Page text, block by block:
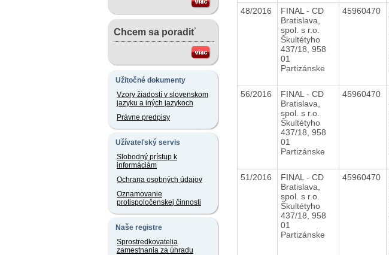
Chcem sa poradiť
Užitočné dokumenty
Vzory žiadostí v slovenskom
jazyku a iných jazykoch
Právne predpisy
Užívateľský servis
Slobodný prístup k
informáciám
Ochrana osobných údajov
Oznamovanie
protispoločenskej činnosti
Naše registre
Sprostredkovatelia
zamestnania za úhradu
48/2016
FINAL - CD
Bratislava,
spol. s r.o.
Škultétyho
437/18, 958
01
Partizánske
45960470
56/2016
FINAL - CD
Bratislava,
spol. s r.o.
Škultétyho
437/18, 958
01
Partizánske
45960470
51/2016
FINAL - CD
Bratislava,
spol. s r.o.
Škultétyho
437/18, 958
01
Partizánske
45960470